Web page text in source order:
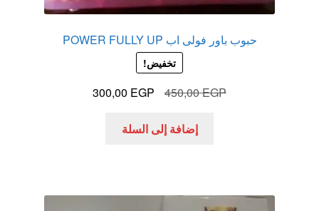
حبوب باور فولى اب POWER FULLY UP
تخفيض!
450,00EGP
السعر
هو:
300,00 EGP
السعر
إضافة إلى السلة